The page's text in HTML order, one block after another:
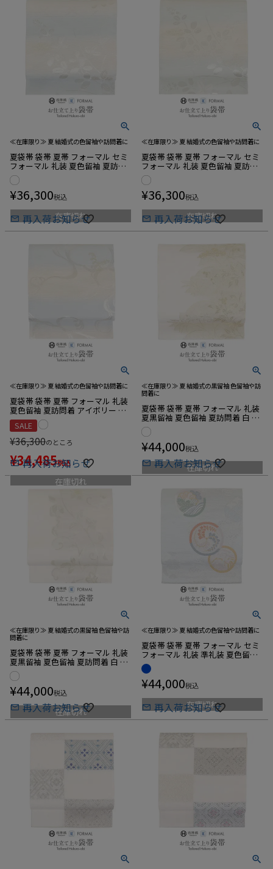
≪在庫限り≫ 夏 結婚式の色留袖や訪問着に
夏袋帯 袋帯 夏帯 フォーマル セミ
フォーマル 礼装 夏色留袖 夏訪問
着 アイボリー 水色 縞 萩 京都イシ
ハラ織物 西陣織 絽 仕立て上がり
新品 未使用 正絹
¥36,300税込
在庫切れ
再入荷お知らせ
≪在庫限り≫ 夏 結婚式の色留袖や訪問着に
夏袋帯 袋帯 夏帯 フォーマル セミ
フォーマル 礼装 夏色留袖 夏訪問
着 アイボリー 薄緑 縞 萩 京都イシ
ハラ織物 西陣織 絽 仕立て上がり
新品 未使用 正絹
¥36,300税込
在庫切れ
再入荷お知らせ
≪在庫限り≫ 夏 結婚式の色留袖や訪問着に
夏袋帯 袋帯 夏帯 フォーマル 礼装
夏色留袖 夏訪問着 アイボリー 水
色 流水 京都イシハラ織物 西陣織
絽 仕立て上がり 新品 未使用 正絹
SALE
¥36,300のところ
¥34,485税込
在庫切れ
再入荷お知らせ
≪在庫限り≫ 夏 結婚式の黒留袖 色留袖や訪
問着に
夏袋帯 袋帯 夏帯 フォーマル 礼装
夏黒留袖 夏色留袖 夏訪問着 白 金
ホワイト ゴールド 南天 沢本織物
西陣織 仕立て上がり 新品 未使用
正絹
¥44,000税込
在庫切れ
再入荷お知らせ
≪在庫限り≫ 夏 結婚式の黒留袖 色留袖や訪
問着に
夏袋帯 袋帯 夏帯 フォーマル 礼装
夏黒留袖 夏色留袖 夏訪問着 白 銀
ホワイト シルバー 蔓花 沢本織物
西陣織 仕立て上がり 新品 未使用
正絹
¥44,000税込
在庫切れ
再入荷お知らせ
≪在庫限り≫ 夏 結婚式の色留袖や訪問着に
夏袋帯 袋帯 夏帯 フォーマル セミ
フォーマル 礼装 準礼装 夏色留袖
夏訪問着 水色 丸紋 吉祥 沢本織物
西陣織 仕立て上がり 新品 未使用
正絹
¥44,000税込
在庫切れ
再入荷お知らせ